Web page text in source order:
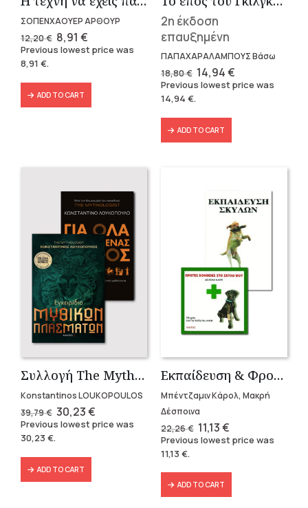
ΣΟΠΕΝΧΑΟΥΕΡ ΑΡΘΟΥΡ
12,20€ Original
price
was:
8,91 €Current
price
is:
Previous lowest price was
8,91 €.
ADD TO CART
2η έκδοση
επαυξημένη
ΠΑΠΑΧΑΡΑΛΑΜΠΟΥΣ Βάσω
18,80€ Original
price
was:
18,80 €.
14,94€Current
price
is:
Previous lowest price was
14,94 €.
ADD TO CART
Συλλογή The Mythologist (2 βιβλία)
Konstantinos LOUKOPOULOS
39,79€ Original
price
was:
39,79 €.
30,23€Current
price
is:
Previous lowest price was
30,23€.
ADD TO CART
Εκπαίδευση & Φροντίδα Σκύλου
Μπέντζαμιν Κάρολ, Μακρή
Δέσποινα
22,26€ Original
price
was:
11,13€Current
price
is:
Previous lowest price was
11,13€.
ADD TO CART